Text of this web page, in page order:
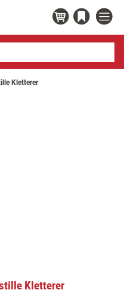
Kletterer
Kletterer